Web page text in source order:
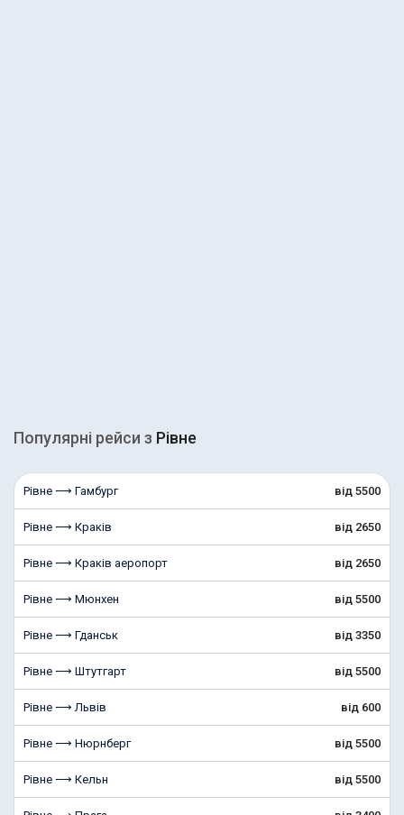
Популярні рейcи з Рівне
Рівне ⟶ Гамбург від 5500
Рівне ⟶ Краків від 2650
Рівне ⟶ Краків аеропорт від 2650
Рівне ⟶ Мюнхен від 5500
Рівне ⟶ Гданськ від 3350
Рівне ⟶ Штутгарт від 5500
Рівне ⟶ Львів від 600
Рівне ⟶ Нюрнберг від 5500
Рівне ⟶ Кельн від 5500